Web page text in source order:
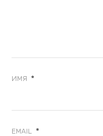
ИМЯ *
EMAIL *